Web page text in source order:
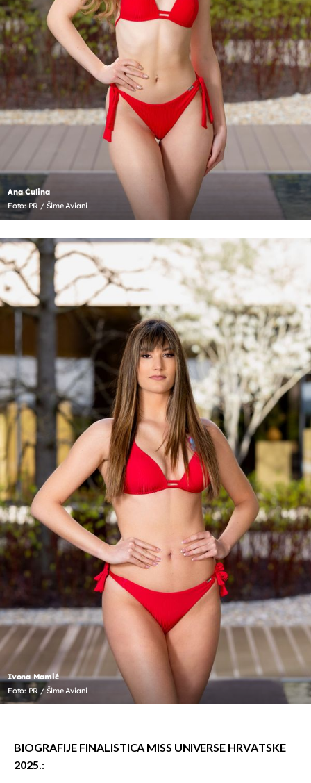
Ana Čulina
Foto: PR / Šime Aviani
Ivona Mamić
Foto: PR / Šime Aviani
BIOGRAFIJE FINALISTICA MISS UNIVERSE HRVATSKE
2025.: